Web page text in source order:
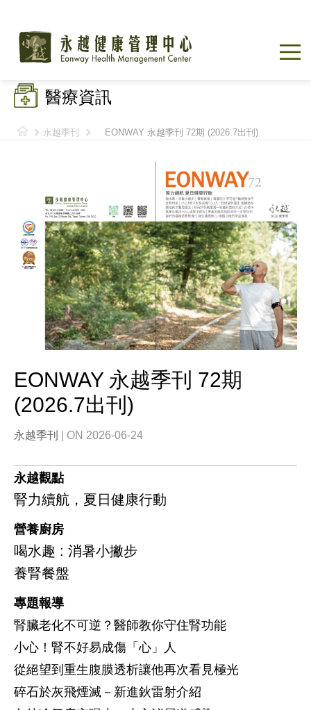
醫療資訊
永越季刊 EONWAY 永越季刊 72期 (2026.7出刊)
EONWAY 永越季刊 72期
(2026.7出刊)
永越季刊 | ON 2026-06-24
永越觀點
腎力續航，夏日健康行動
營養廚房
喝水趣 : 消暑小撇步
養腎餐盤
專題報導
腎臟老化不可逆？醫師教你守住腎功能
小心！腎不好易成傷「心」人
從絕望到重生腹膜透析讓他再次看見極光
碎石於灰飛煙滅－新進鈥雷射介紹